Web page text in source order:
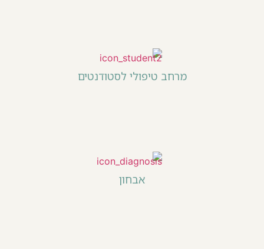
מרחב טיפולי לסטודנטים
אבחון